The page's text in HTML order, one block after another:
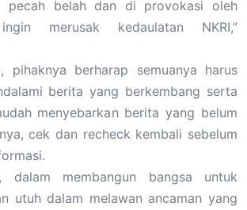
pecah belah dan di provokasi oleh
merusak kedaulatan NKRI,”
pihaknya berharap semuanya harus
berita yang berkembang serta
menyebarkan berita yang belum
cek dan recheck kembali sebelum
dalam membangun bangsa untuk
utuh dalam melawan ancaman yang